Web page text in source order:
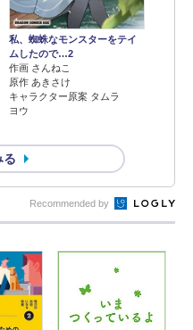
私、蜘蛛なモンスターをテイ
ムしたので…2
作画 さんねこ
原作 あきさけ
キャラクター原案 タムラ
ヨウ
る
Recommended by